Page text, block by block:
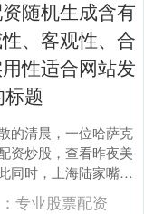
随机生成含有
、客观性、合
性适合网站发
题
的清晨，一位哈萨克
资炒股，查看昨夜美
同时，上海陆家嘴的
疆板块”的投资潜力。
专业股票配资